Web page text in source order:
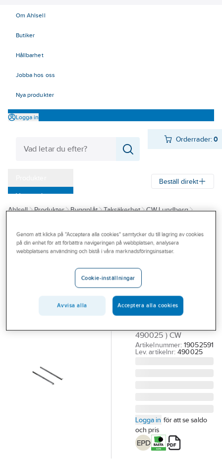
Om Ahlsell
Butiker
Hållbarhet
Jobba hos oss
Nya produkter
Logga in
Orderrader:0
Varumärken
Kampanjer
Outlet
Branscher
Beställ direkt
Ahlsell Produkter Byggplåt Taksäkerhet
CW Lundberg
CW LUNDBERG
Stagsats
handledare, CW
Lundberg
STAGSATS
HANDLEDARE
490025 ) CW
Artikelnummer: 19052591
Lev. artikelnr: 490025
Logga in för att se saldo
och pris
Genom att klicka på "Acceptera alla cookies" samtycker du till lagring av cookies
på din enhet för att förbättra navigeringen på webbplatsen, analysera
webbplatsens användning och bistå i våra marknadsföringsinsatser.
Cookie-inställningar
Avvisa alla Acceptera alla cookies